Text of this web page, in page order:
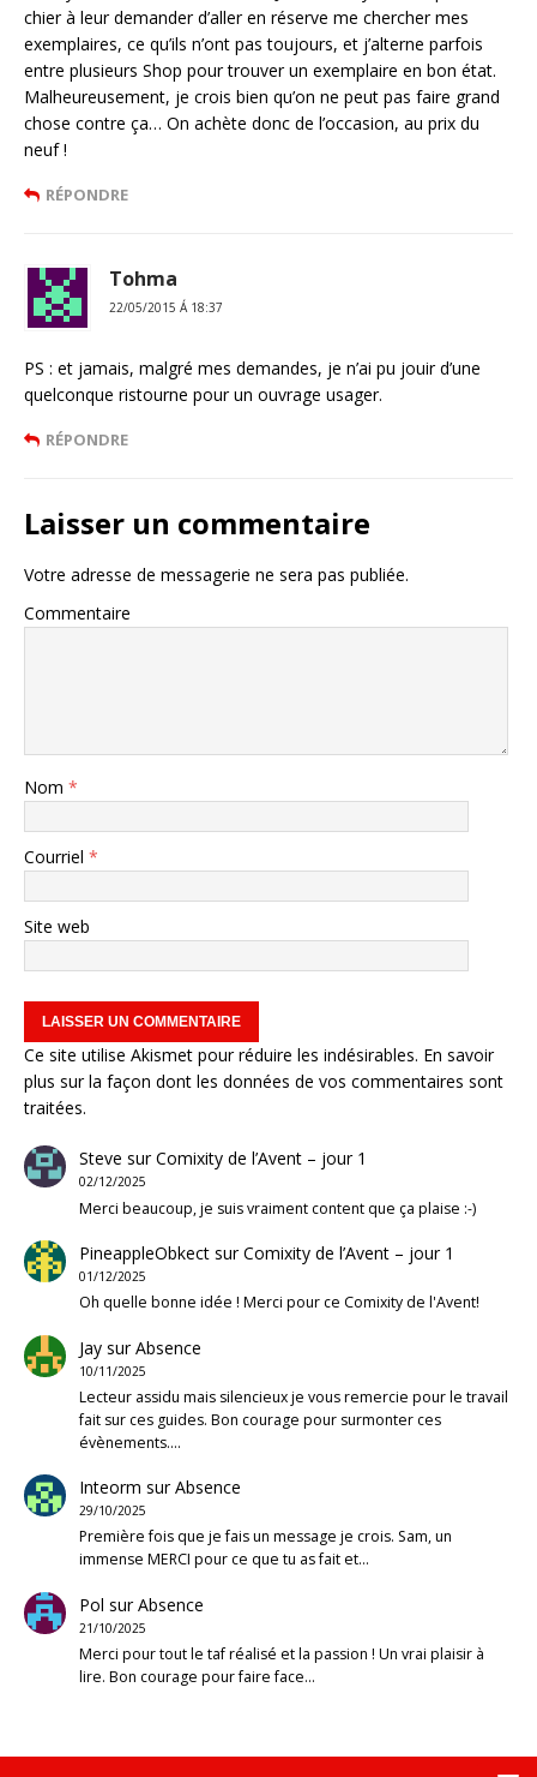
chier à leur demander d’aller en réserve me chercher mes
exemplaires, ce qu’ils n’ont pas toujours, et j’alterne parfois
entre plusieurs Shop pour trouver un exemplaire en bon état.
Malheureusement, je crois bien qu’on ne peut pas faire grand
chose contre ça… On achète donc de l’occasion, au prix du
neuf !
RÉPONDRE
Tohma
22/05/2015 Á 18:37
PS : et jamais, malgré mes demandes, je n’ai pu jouir d’une
quelconque ristourne pour un ouvrage usager.
RÉPONDRE
Laisser un commentaire
Votre adresse de messagerie ne sera pas publiée.
Commentaire
Nom *
Courriel *
Site web
Ce site utilise Akismet pour réduire les indésirables. En savoir
plus sur la façon dont les données de vos commentaires sont
traitées.
Steve surComixity de l’Avent – jour 1
02/12/2025
Merci beaucoup, je suis vraiment content que ça plaise :-)
PineappleObkectsurComixity de l’Avent – jour 1
01/12/2025
Oh quelle bonne idée ! Merci pour ce Comixity de l'Avent!
JaysurAbsence
10/11/2025
Lecteur assidu mais silencieux je vous remercie pour le travail
fait sur ces guides. Bon courage pour surmonter ces
évènements.…
Inteorm surAbsence
29/10/2025
Première fois que je fais un message je crois. Sam, un
immense MERCI pour ce que tu as fait et…
Pol surAbsence
21/10/2025
Merci pour tout le taf réalisé et la passion ! Un vrai plaisir à
lire. Bon courage pour faire face…